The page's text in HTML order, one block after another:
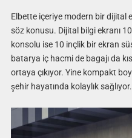
Elbette içeriye modern bir dijital
söz konusu. Dijital bilgi ekranı
konsolu ise 10 inçlik bir ekran
batarya iç hacmi de bagajı da
ortaya çıkıyor. Yine kompakt
şehir hayatında kolaylık sağlıyor.